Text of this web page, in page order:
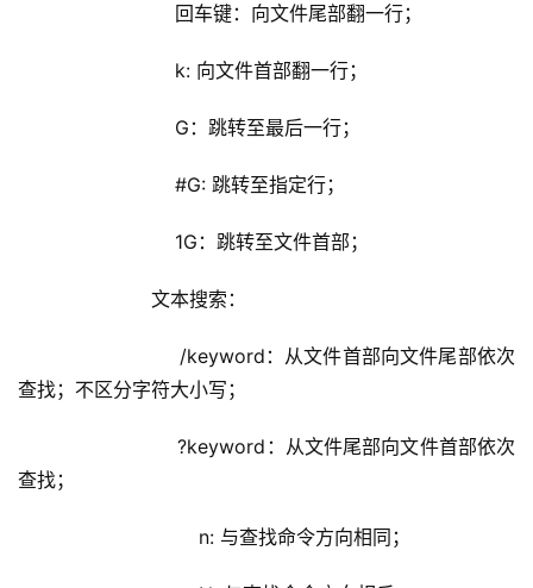
回车键：向文件尾部翻一行；
k: 向文件首部翻一行；
G：跳转至最后一行；
#G: 跳转至指定行；
1G：跳转至文件首部；
文本搜索：
/keyword：从文件首部向文件尾部依次
查找；不区分字符大小写；
?keyword：从文件尾部向文件首部依次
查找；
n: 与查找命令方向相同；